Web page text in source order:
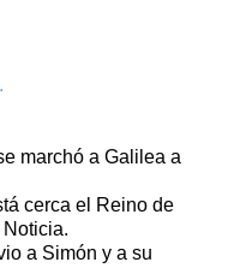
marchó a Galilea a
cerca el Reino de
a Simón y a su